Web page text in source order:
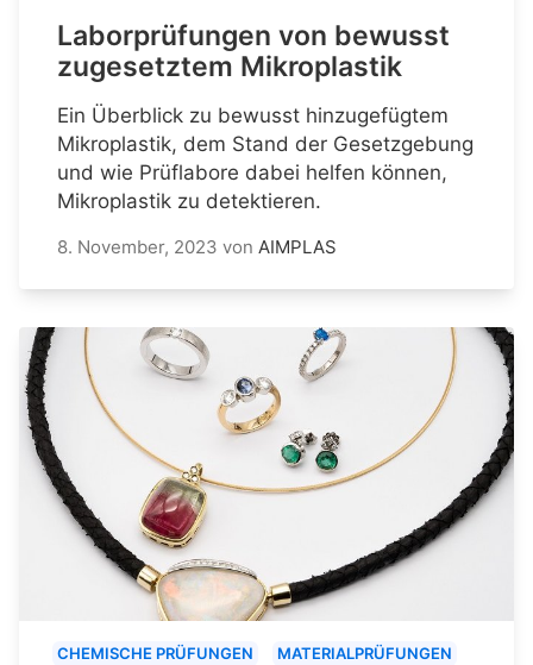
Laborprüfungen von bewusst
zugesetztem Mikroplastik
Ein Überblick zu bewusst hinzugefügtem
Mikroplastik, dem Stand der Gesetzgebung
und wie Prüflabore dabei helfen können,
Mikroplastik zu detektieren.
8. November, 2023 von AIMPLAS
CHEMISCHE PRÜFUNGEN
MATERIALPRÜFUNGEN